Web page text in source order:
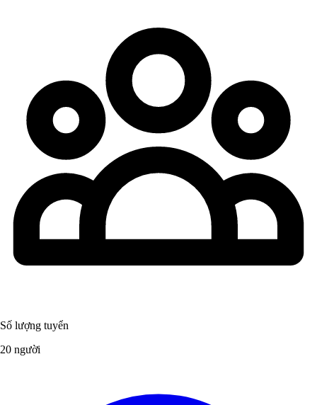
Số lượng tuyển
20 người